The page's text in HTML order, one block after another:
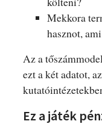
Mekkora
hasznot,
Az a
ezt a két adatot,
Ez a játék